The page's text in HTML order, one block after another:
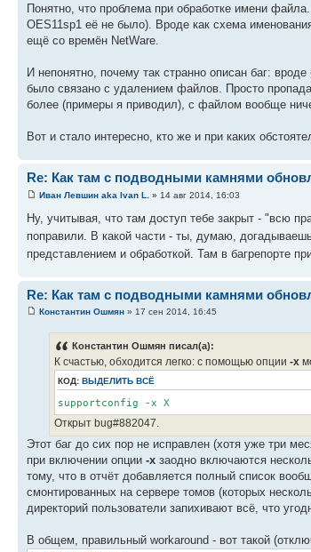
Понятно, что проблема при обработке имени
OES11sp1 её не было). Вроде как схема
ещё со времён NetWare.
И непонятно, почему так странно описан баг:
было связано с удалением файлов. Просто
более (примеры я приводил), с файлом вообще
Вот и стало интересно, кто же и при каких
Re: Как там с подводными камнями
Иван Левшин aka Ivan L. » 14 авг 2014, 16:03
Ну, учитывая, что там доступ тебе закрыт - "всю
поправили. В какой части - ты, думаю,
представлением и обработкой. Там в багрепорте
Re: Как там с подводными камнями
Константин Ошмян » 17 сен 2014, 16:45
Константин Ошмян писал(а):
К счастью, обходится легко: с помощью опции -x
КОД: ВЫДЕЛИТЬ ВСЁ
supportconfig -x X
Открыт bug#882047.
Этот баг до сих пор не исправлен (хотя уже три
при включении опции -x заодно включаются
тому, что в отчёт добавляется полный список
смонтированных на сервере томов (которых
директорий пользователи запихивают всё, что
В общем, правильный workaround - вот такой